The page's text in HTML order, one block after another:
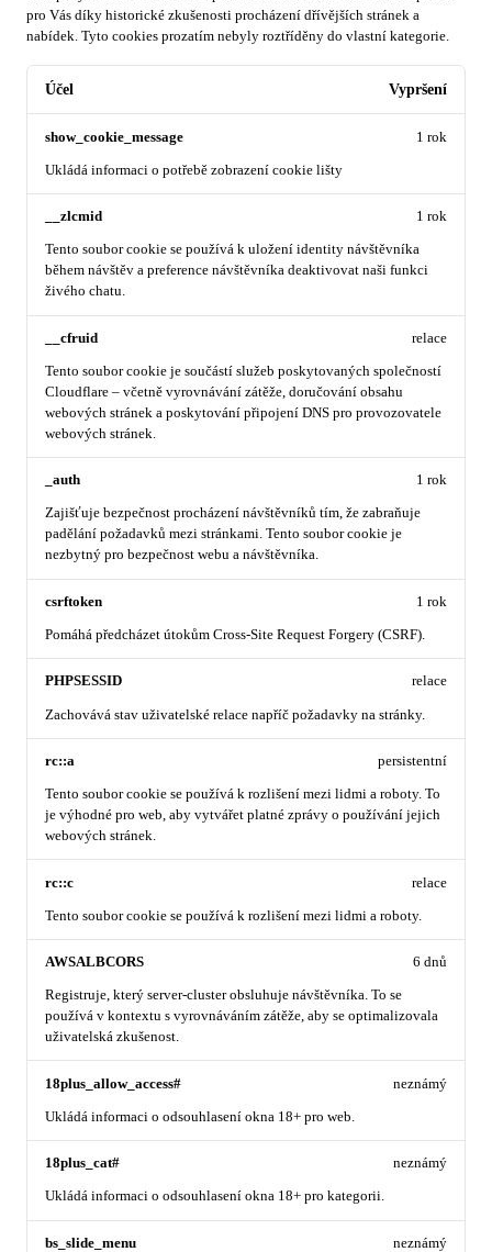
pro Vás díky historické zkušenosti procházení dřívějších stránek a
nabídek. Tyto cookies prozatím nebyly roztříděny do vlastní kategorie.
Účel Vypršení
show_cookie_message
Ukládá informaci o potřebě zobrazení cookie lišty
1 rok
__zlcmid
Tento soubor cookie se používá k uložení identity návštěvníka
během návštěv a preference návštěvníka deaktivovat naši funkci
živého chatu.
1 rok
__cfruid
Tento soubor cookie je součástí služeb poskytovaných společností
Cloudflare – včetně vyrovnávání zátěže, doručování obsahu
webových stránek a poskytování připojení DNS pro provozovatele
webových stránek.
relace
_auth
Zajišťuje bezpečnost procházení návštěvníků tím, že zabraňuje
padělání požadavků mezi stránkami. Tento soubor cookie je
nezbytný pro bezpečnost webu a návštěvníka.
1 rok
csrftoken
Pomáhá předcházet útokům Cross-Site Request Forgery (CSRF).
1 rok
PHPSESSID
Zachovává stav uživatelské relace napříč požadavky na stránky.
relace
rc::a
Tento soubor cookie se používá k rozlišení mezi lidmi a roboty. To
je výhodné pro web, aby vytvářet platné zprávy o používání jejich
webových stránek.
persistentní
rc::c
Tento soubor cookie se používá k rozlišení mezi lidmi a roboty.
relace
AWSALBCORS
Registruje, který server-cluster obsluhuje návštěvníka. To se
používá v kontextu s vyrovnáváním zátěže, aby se optimalizovala
uživatelská zkušenost.
6 dnů
18plus_allow_access#
Ukládá informaci o odsouhlasení okna 18+ pro web.
neznámý
18plus_cat#
Ukládá informaci o odsouhlasení okna 18+ pro kategorii.
neznámý
bs_slide_menu neznámý